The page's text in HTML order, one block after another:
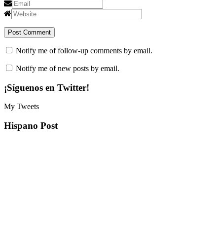
Notify me of follow-up comments by email.
Notify me of new posts by email.
¡Síguenos en Twitter!
My Tweets
Hispano Post